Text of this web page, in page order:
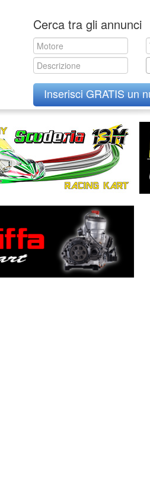
to
content
Cerca tra gli annunci
Inserisci GRATIS un